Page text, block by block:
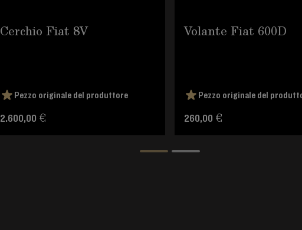
Cerchio Fiat 8V
Pezzo originale del produttore
2.600,00 €
Volante Fiat 600D
Pezzo originale del
260,00 €